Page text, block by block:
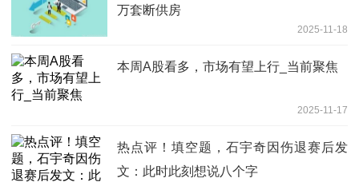
万套断供房
2025-11-18
本周A股看多，市场有望上行_当前聚焦
2025-11-17
热点评！填空题，石宇奇因伤退赛后发
文：此时此刻想说八个字